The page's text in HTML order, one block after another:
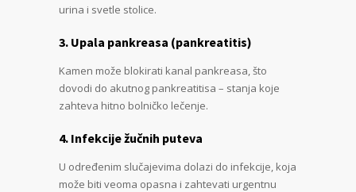
urina i svetle stolice.
3. Upala pankreasa (pankreatitis)
Kamen može blokirati kanal pankreasa, što
dovodi do akutnog pankreatitisa – stanja koje
zahteva hitno bolničko lečenje.
4. Infekcije žučnih puteva
U određenim slučajevima dolazi do infekcije, koja
može biti veoma opasna i zahtevati urgentnu